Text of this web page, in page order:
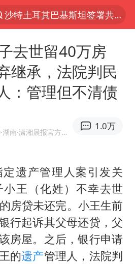
沙特土耳其巴基斯坦签署共同防务协议
泉州市委书记张毅恭被查
台风白海豚已进入24小时警戒线
全球首个长时储能一体化产业园量产
四川宜宾市高县4.9级地震致1人死亡
中巨芯：上半年归母净利润1405.77万元
中国女篮70-67险胜尼日利亚女篮
U17国足点球大战淘汰河床晋级决赛
国防部：坚决反制任何闹海挑衅图谋
胡彦斌获《歌手2026》歌王
去世留40万房
继承，法院判民
：管理但不清债
·湖南 ·潇湘晨报官方网易号
1.0万
遗产管理人案引发关
王（化姓）不幸去世
房贷未还完。小王生前
行起诉其父母还贷，父
房屋。之后，银行申请
的遗产管理人，法院判